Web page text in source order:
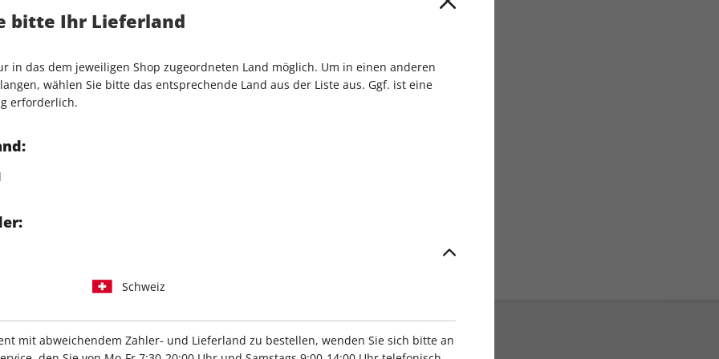
Lebens' versammelt
von Krimis bis
von Beziehungs-
desstern, aber auch
Weiler, der Publizistin
persönlichen Texten
Empfehlung ans Herz.
mit u.a.
Weltliteraten John
und wunderschöne
IHRE ABO-VORTEILE
bitte Ihr Lieferland
in das dem jeweiligen Shop zugeordneten Land möglich. Um in einen anderen
wählen Sie bitte das entsprechende Land aus der Liste aus. Ggf. ist eine
erforderlich.
Schweiz
mit abweichendem Zahler- und Lieferland zu bestellen, wenden Sie sich bitte an